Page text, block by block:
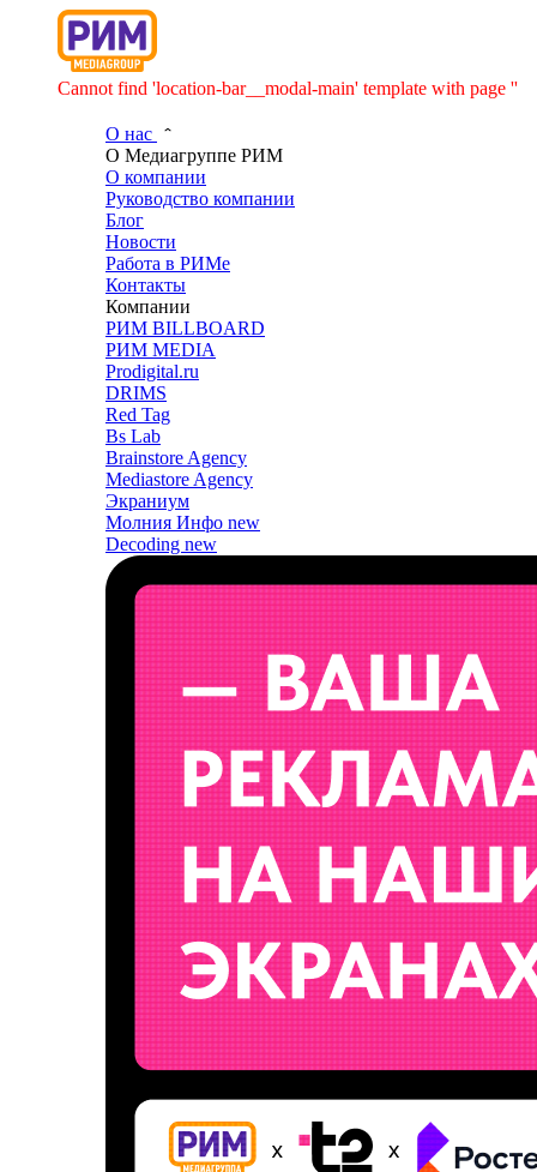
Cannot find 'location-bar__modal-main' template with page ''
О нас
О Медиагруппе РИМ
О компании
Руководство компании
Блог
Новости
Работа в РИМе
Контакты
Компании
РИМ BILLBOARD
РИМ MEDIA
Prodigital.ru
DRIMS
Red Tag
Bs Lab
Brainstore Agency
Mediastore Agency
Экраниум
Молния Инфо new
Decoding new